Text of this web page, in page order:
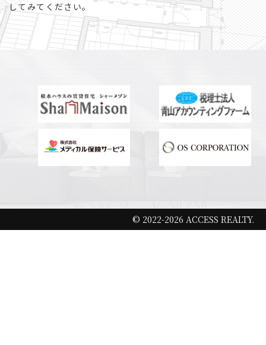
してみてください。
© 2022-2026 ACCESS REALTY.